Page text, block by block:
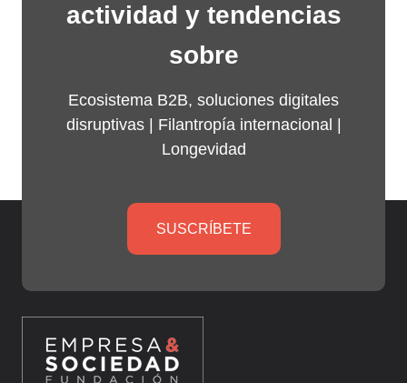
actividad y tendencias
sobre
Ecosistema B2B, soluciones digitales
disruptivas | Filantropía internacional
Longevidad
SUSCRÍBETE